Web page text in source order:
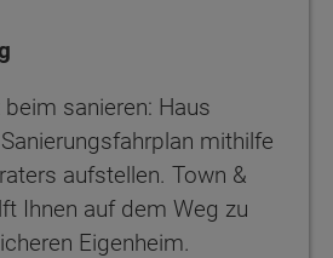
sanieren: Haus
mithilfe
aufstellen. Town &
Ihnen auf dem Weg zu
Eigenheim.